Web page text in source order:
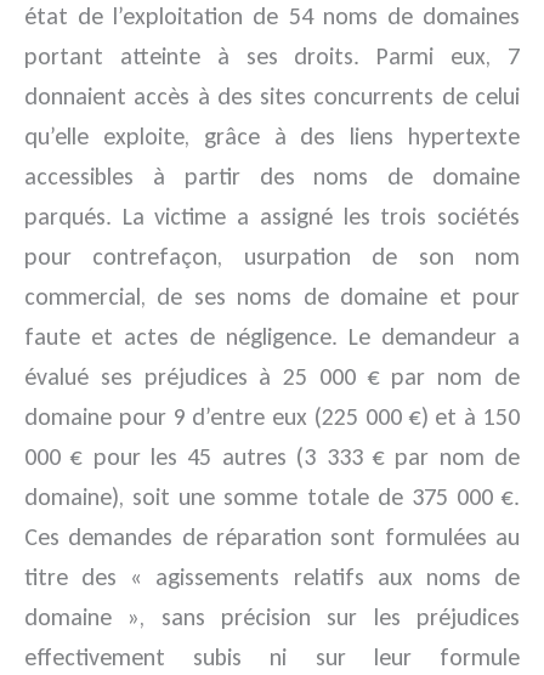
état de l’exploitation de 54 noms de domaines
portant atteinte à ses droits. Parmi eux, 7
donnaient accès à des sites concurrents de celui
qu’elle exploite, grâce à des liens hypertexte
accessibles à partir des noms de domaine
parqués. La victime a assigné les trois sociétés
pour contrefaçon, usurpation de son nom
commercial, de ses noms de domaine et pour
faute et actes de négligence. Le demandeur a
évalué ses préjudices à 25 000 € par nom de
domaine pour 9 d’entre eux (225 000 €) et à 150
000 € pour les 45 autres (3 333 € par nom de
domaine), soit une somme totale de 375 000 €.
Ces demandes de réparation sont formulées au
titre des « agissements relatifs aux noms de
domaine », sans précision sur les préjudices
effectivement subis ni sur leur formule